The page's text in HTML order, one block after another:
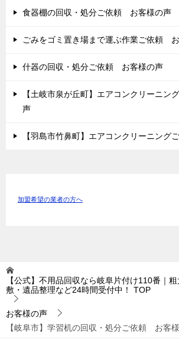
食器棚の回収・処分ご依頼 お客様の声
ごみをゴミ置き場まで運ぶ作業ご依頼
什器の回収・処分ご依頼 お客様の声
【土岐市泉が丘町】エアコンクリーニ
声
【羽島市竹鼻町】エアコンクリーニン
加盟希望の業者の方へ
【公式】不用品回収なら岐阜片付け110番｜
敷・遺品整理など24時間受付中！
TOP
お客様の声
【岐阜市】学習机の回収・処分ご依頼 お客